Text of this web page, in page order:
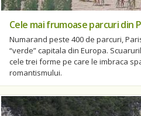
Cele mai frumoase parcuri din
Numarand peste 400 de parcuri,
“verde” capitala din Europa.
cele trei forme pe care le imbraca
romantismului.